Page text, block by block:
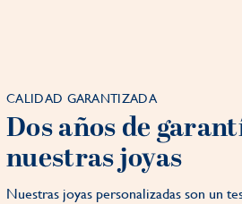
CALIDAD GARANTIZADA
Dos años de
nuestras joyas
Nuestras joyas personalizadas son un